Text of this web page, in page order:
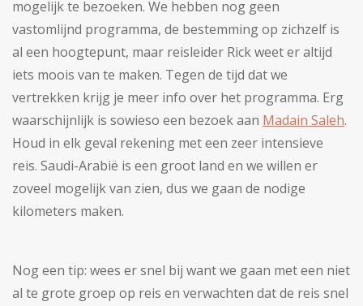
mogelijk te bezoeken. We hebben nog geen
vastomlijnd programma, de bestemming op zichzelf is
al een hoogtepunt, maar reisleider Rick weet er altijd
iets moois van te maken. Tegen de tijd dat we
vertrekken krijg je meer info over het programma. Erg
waarschijnlijk is sowieso een bezoek aan Madain Saleh.
Houd in elk geval rekening met een zeer intensieve
reis. Saudi-Arabië is een groot land en we willen er
zoveel mogelijk van zien, dus we gaan de nodige
kilometers maken.
Nog een tip: wees er snel bij want we gaan met een niet
al te grote groep op reis en verwachten dat de reis snel